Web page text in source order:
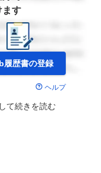
ます
履歴書の登録
ヘルプ
して続きを読む